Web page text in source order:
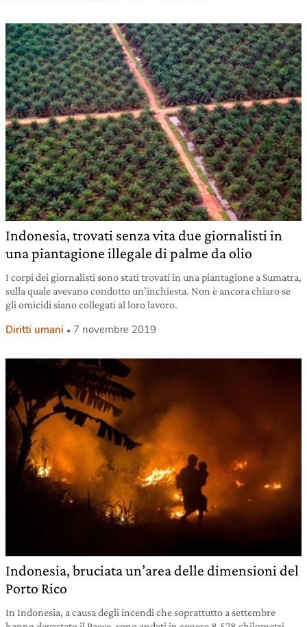
Indonesia, trovati senza vita due giornalisti in
una piantagione illegale di palme da olio
I corpi dei giornalisti sono stati trovati in una piantagione a Sumatra,
sulla quale avevano condotto un’inchiesta. Non è ancora chiaro se
gli omicidi siano collegati al loro lavoro.
Diritti umani 7 novembre 2019
Indonesia, bruciata un’area delle dimensioni del
Porto Rico
In Indonesia, a causa degli incendi che soprattutto a settembre